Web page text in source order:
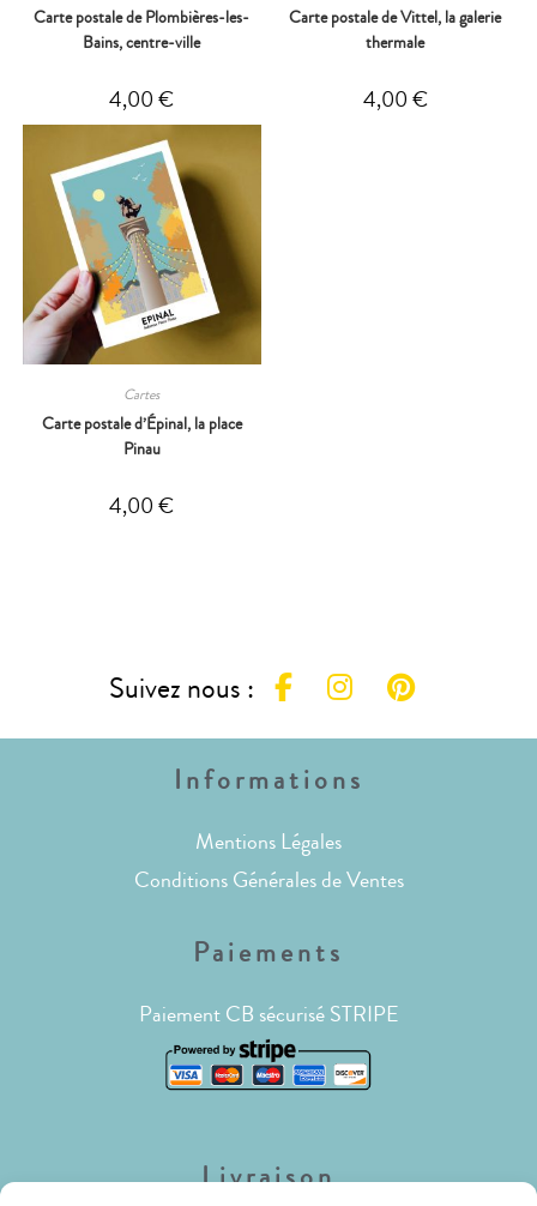
Carte postale de Plombières-les-
Bains, centre-ville
4,00€
Carte postale de Vittel, la galerie
thermale
4,00€
Cartes
Carte postale d’Épinal, la place
Pinau
4,00€
Suivez nous :
Informations
Mentions Légales
Conditions Générales de Ventes
Paiements
Paiement CB sécurisé STRIPE
Livraison